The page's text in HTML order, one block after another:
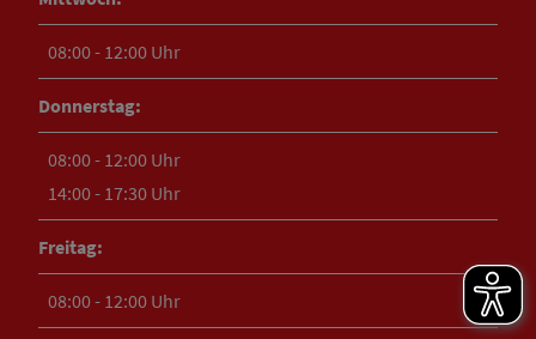
08:00 - 12:00 Uhr
Donnerstag:
08:00 - 12:00 Uhr
14:00 - 17:30 Uhr
Freitag:
08:00 - 12:00 Uhr